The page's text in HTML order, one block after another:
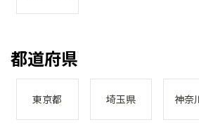
都道府県
東京都 埼玉県 神奈